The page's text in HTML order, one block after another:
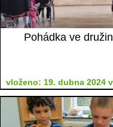
Pohádka ve
vloženo: 19. dubna 2024